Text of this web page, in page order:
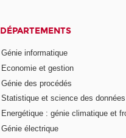
DÉPARTEMENTS
Génie informatique
Economie et gestion
Génie des procédés
Statistique et science des données
Energétique : génie climatique et
Génie électrique